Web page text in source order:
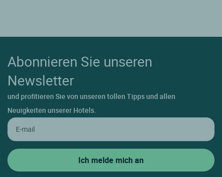
Abonnieren Sie unseren
Newsletter
und profitieren Sie von unseren tollen Tipps und allen
Neuigkeiten unserer Hotels.